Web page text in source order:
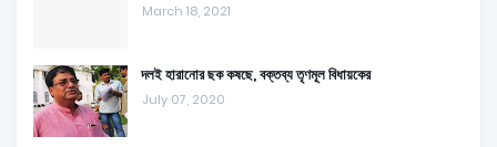
March 18, 2021
দলই হারানোর ছক কষছে, বক্তব্য তৃণমূল বিধায়কের
July 07, 2020